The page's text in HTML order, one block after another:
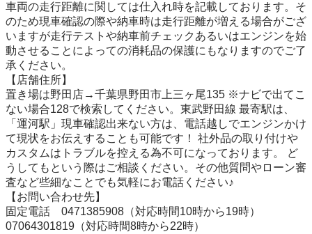
車両の走行距離に関しては仕入れ時を記載しております。そ
のため現車確認の際や納車時は走行距離が増える場合がござ
いますが走行テストや納車前チェックあるいはエンジンを始
動させることによっての消耗品の保護にもなりますのでご了
承ください。
【店舗住所】
置き場は野田店→千葉県野田市上三ヶ尾135 ※ナビで出てこ
ない場合128で検索してください。東武野田線 最寄駅は、
「運河駅」現車確認出来ない方は、電話越しでエンジンかけ
て現状をお伝えすることも可能です！ 社外品の取り付けや
カスタムはトラブルを控える為不可になっております。 ど
うしてもという際はご相談ください。その他質問やローン審
査など些細なことでも気軽にお電話ください♪
【お問い合わせ先】
固定電話　0471385908（対応時間10時から19時）
07064301819（対応時間8時から22時）